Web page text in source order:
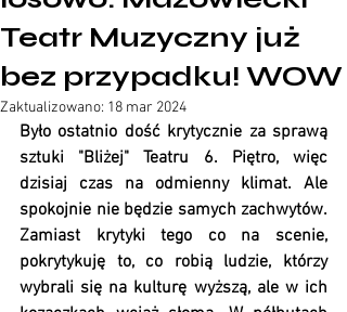
Teatr Muzyczny już
bez przypadku! WOW
Zaktualizowano: 18 mar 2024
Było ostatnio dość krytycznie za sprawą
sztuki "Bliżej" Teatru 6. Piętro, więc
dzisiaj czas na odmienny klimat. Ale
spokojnie nie będzie samych zachwytów.
Zamiast krytyki tego co na scenie,
pokrytykuję to, co robią ludzie, którzy
wybrali się na kulturę wyższą, ale w ich